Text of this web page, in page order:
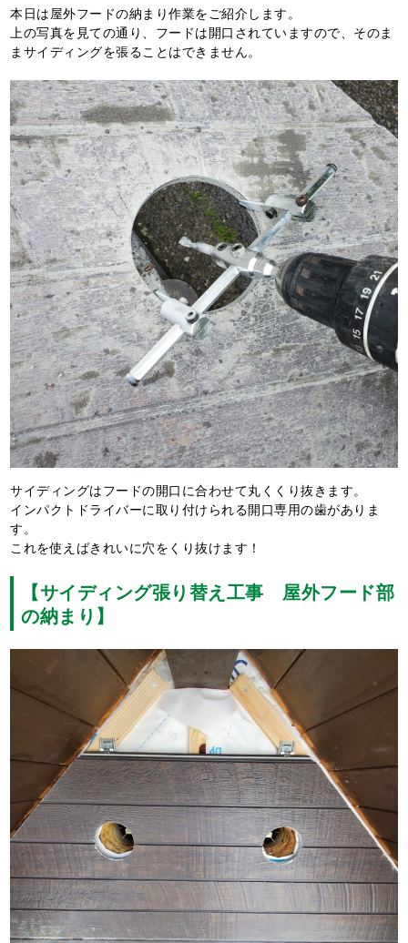
本日は屋外フードの納まり作業をご紹介します。
上の写真を見ての通り、フードは開口されていますので、そのま
まサイディングを張ることはできません。
サイディングはフードの開口に合わせて丸くくり抜きます。
インパクトドライバーに取り付けられる開口専用の歯がありま
す。
これを使えばきれいに穴をくり抜けます！
【サイディング張り替え工事 屋外フード部
の納まり】